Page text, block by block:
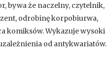
bywa że naczelny, czytelnik,
odrobinę korpobiurwa,
komiksów. Wykazuje wysoki
od antykwariatów.